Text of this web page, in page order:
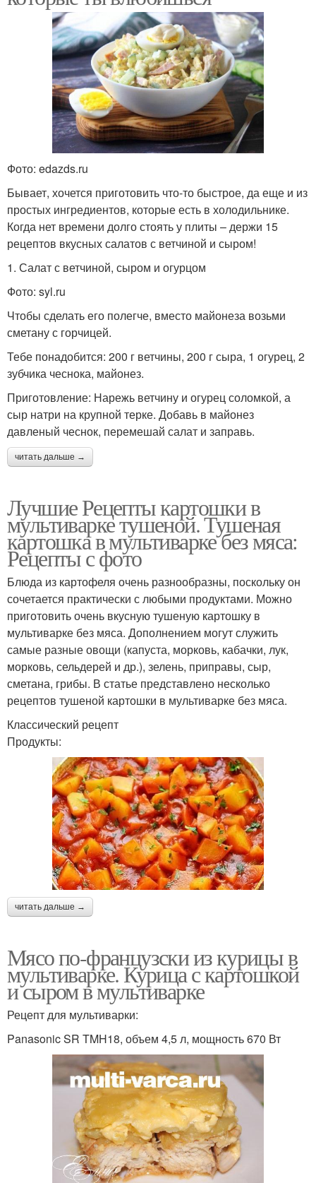
Фото: edazds.ru
Бывает, хочется приготовить что-то быстрое, да еще и из
простых ингредиентов, которые есть в холодильнике.
Когда нет времени долго стоять у плиты – держи 15
рецептов вкусных салатов с ветчиной и сыром!
1. Салат с ветчиной, сыром и огурцом
Фото: syl.ru
Чтобы сделать его полегче, вместо майонеза возьми
сметану с горчицей.
Тебе понадобится: 200 г ветчины, 200 г сыра, 1 огурец, 2
зубчика чеснока, майонез.
Приготовление: Нарежь ветчину и огурец соломкой, а
сыр натри на крупной терке. Добавь в майонез
давленый чеснок, перемешай салат и заправь.
читать дальше →
Лучшие Рецепты картошки в
мультиварке тушеной. Тушеная
картошка в мультиварке без мяса:
Рецепты с фото
Блюда из картофеля очень разнообразны, поскольку он
сочетается практически с любыми продуктами. Можно
приготовить очень вкусную тушеную картошку в
мультиварке без мяса. Дополнением могут служить
самые разные овощи (капуста, морковь, кабачки, лук,
морковь, сельдерей и др.), зелень, приправы, сыр,
сметана, грибы. В статье представлено несколько
рецептов тушеной картошки в мультиварке без мяса.
Классический рецепт
Продукты:
читать дальше →
Мясо по-французски из курицы в
мультиварке. Курица с картошкой
и сыром в мультиварке
Рецепт для мультиварки:
Panasonic SR TMH18, объем 4,5 л, мощность 670 Вт